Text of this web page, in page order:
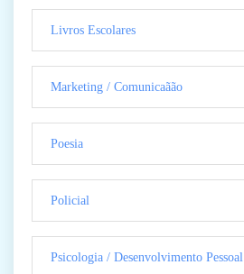
Livros Escolares
Marketing / Comunicaãão
Poesia
Policial
Psicologia / Desenvolvimento Pessoal